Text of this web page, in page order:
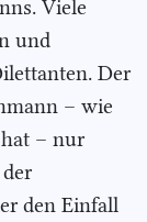
Viele
und
Der
– wie
– nur
den Einfall